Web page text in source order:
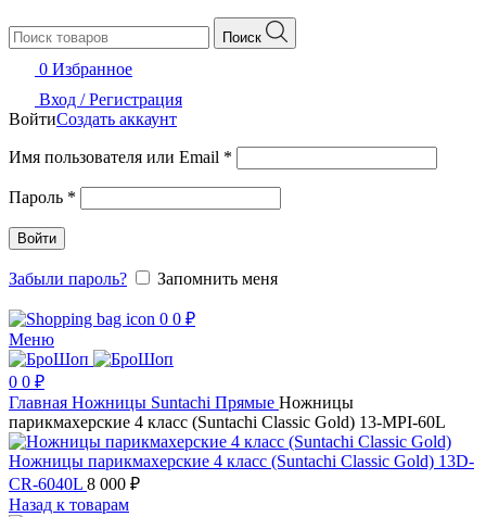
Поиск
0 Избранное
Вход / Регистрация
ВойтиСоздать аккаунт
Имя пользователя или Email *
Пароль *
Войти
Забыли пароль? Запомнить меня
0 0 ₽
Меню
0 0 ₽
Главная Ножницы Suntachi Прямые Ножницы
парикмахерские 4 класс (Suntachi Classic Gold) 13-MPI-60L
Ножницы парикмахерские 4 класс (Suntachi Classic Gold) 13D-
CR-6040L 8 000 ₽
Назад к товарам